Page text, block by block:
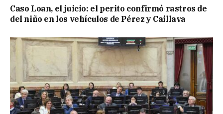
Caso Loan, el juicio: el perito confirmó rastros de
del niño en los vehículos de Pérez y Caillava